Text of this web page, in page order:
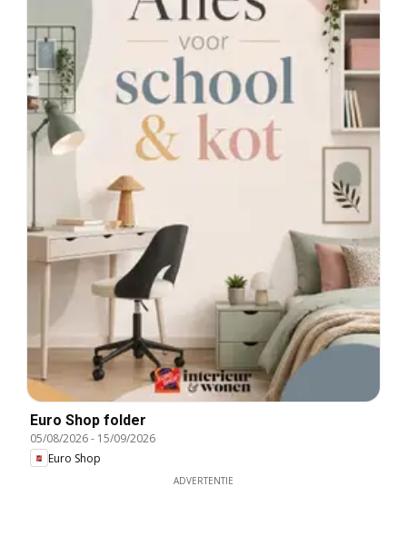
Euro Shop folder
05/08/2026- 15/09/2026
Euro Shop
ADVERTENTIE